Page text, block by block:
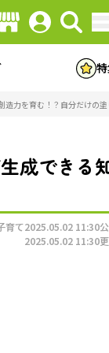
造力を育む！？自分だけの
成できる
育て2025.05.02 11:30
2025.05.02 11:30